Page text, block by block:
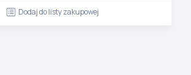
Dodaj do listy zakupowej